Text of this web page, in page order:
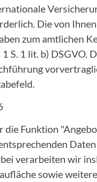
Die von
zum amtlichen
1 S. 1 lit. b) DSGVO.
die Funktion
verarbeiten wir
sowie